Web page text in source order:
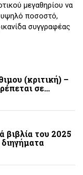
μεγαθηρίου να
υψηλό ποσοστό,
συγγραφέας
(κριτική) –
σε…
βιβλία του 2025